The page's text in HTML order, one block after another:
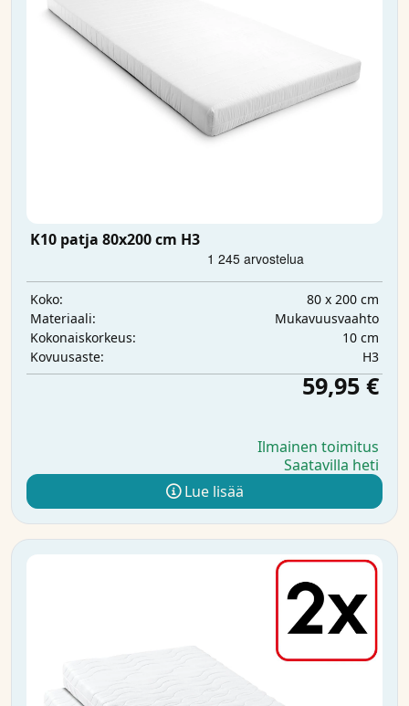
K10 patja 80x200 cm H3
Koko:
80 x 200 cm
Materiaali:
Mukavuusvaahto
Kokonaiskorkeus:
10 cm
Kovuusaste:
H3
59,95 €
Ilmainen toimitus
Saatavilla heti
Lue lisää